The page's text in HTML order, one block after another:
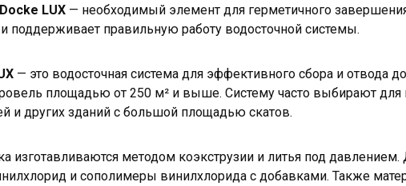
LUX — необходимый элемент для герметичного
поддерживает правильную работу водосточной системы.
— это водосточная система для эффективного сбора и
площадью от 250 м² и выше. Систему часто выбирают
и других зданий с большой площадью скатов.
изготавливаются методом коэкструзии и литья под давлением.
и сополимеры винилхлорида с добавками. Также